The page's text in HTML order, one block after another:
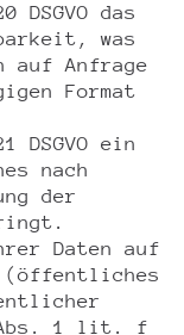
das
was
auf Anfrage
Format
ein
nach
der
Daten auf
Abs. 1 lit. f